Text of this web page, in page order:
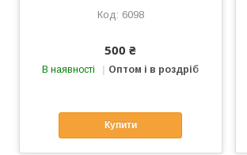
6098
500 ₴
В наявності Оптом і в роздріб
Купити